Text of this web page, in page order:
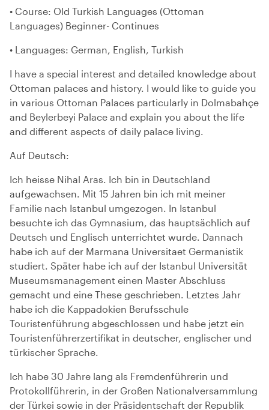
• Course: Old Turkish Languages (Ottoman
Languages) Beginner- Continues
• Languages: German, English, Turkish
I have a special interest and detailed knowledge about
Ottoman palaces and history. I would like to guide you
in various Ottoman Palaces particularly in Dolmabahçe
and Beylerbeyi Palace and explain you about the life
and different aspects of daily palace living.
Auf Deutsch:
Ich heisse Nihal Aras. Ich bin in Deutschland
aufgewachsen. Mit 15 Jahren bin ich mit meiner
Familie nach Istanbul umgezogen. In Istanbul
besuchte ich das Gymnasium, das hauptsächlich auf
Deutsch und Englisch unterrichtet wurde. Dannach
habe ich auf der Marmana Universitaet Germanistik
studiert. Später habe ich auf der Istanbul Universität
Museumsmanagement einen Master Abschluss
gemacht und eine These geschrieben. Letztes Jahr
habe ich die Kappadokien Berufsschule
Touristenführung abgeschlossen und habe jetzt ein
Touristenführerzertifikat in deutscher, englischer und
türkischer Sprache.
Ich habe 30 Jahre lang als Fremdenführerin und
Protokollführerin, in der Großen Nationalversammlung
der Türkei sowie in der Präsidentschaft der Republik